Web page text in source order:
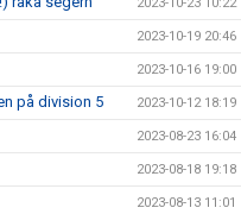
2023-10-19 20:46
2023-10-16 19:00
på division 5 2023-10-12 18:19
2023-08-23 16:04
2023-08-18 19:18
2023-08-13 11:01